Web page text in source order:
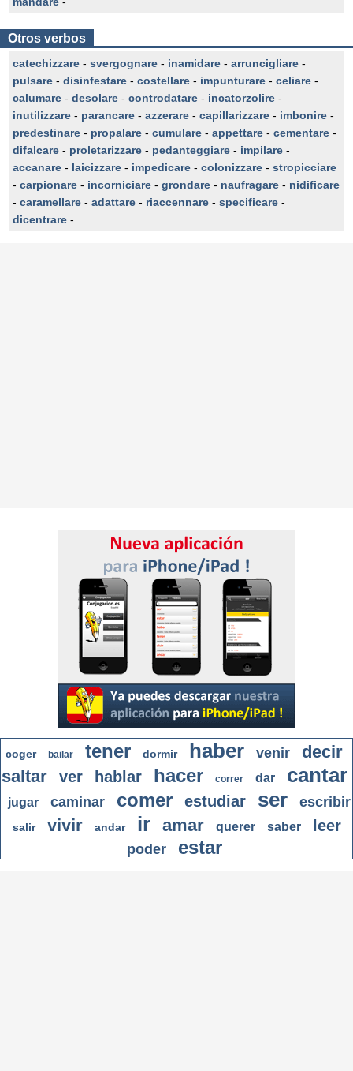
Otros verbos
catechizzare - svergognare - inamidare - arruncigliare -
pulsare - disinfestare - costellare - impunturare - celiare -
calumare - desolare - controdatare - incatorzolire -
inutilizzare - parancare - azzerare - capillarizzare - imbonire -
predestinare - propalare - cumulare - appettare - cementare -
difalcare - proletarizzare - pedanteggiare - impilare -
accanare - laicizzare - impedicare - colonizzare - stropicciare
- carpionare - incorniciare - grondare - naufragare - nidificare
- caramellare - adattare - riaccennare - specificare -
dicentrare -
coger bailar tener dormir haber venir
decir
saltar
ver hablar hacer correr dar cantar
jugar caminar comer estudiar ser escribir
salir vivir andar ir amar querer saber leer
poder estar